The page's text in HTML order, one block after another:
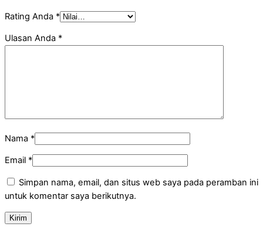
Rating Anda *
Ulasan Anda *
Nama *
Email *
Simpan nama, email, dan situs web saya pada peramban ini
untuk komentar saya berikutnya.